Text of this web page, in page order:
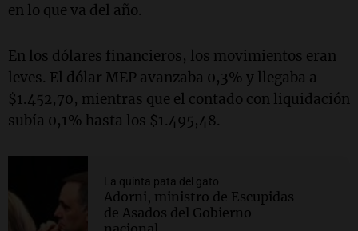
en lo que va del año.
En los dólares financieros, los movimientos eran
leves. El dólar MEP avanzaba 0,3% y llegaba a
$1.452,70, mientras que el contado con liquidación
subía 0,1% hasta los $1.495,48.
La quinta pata del gato
Adorni, ministro de Escupidas
de Asados del Gobierno